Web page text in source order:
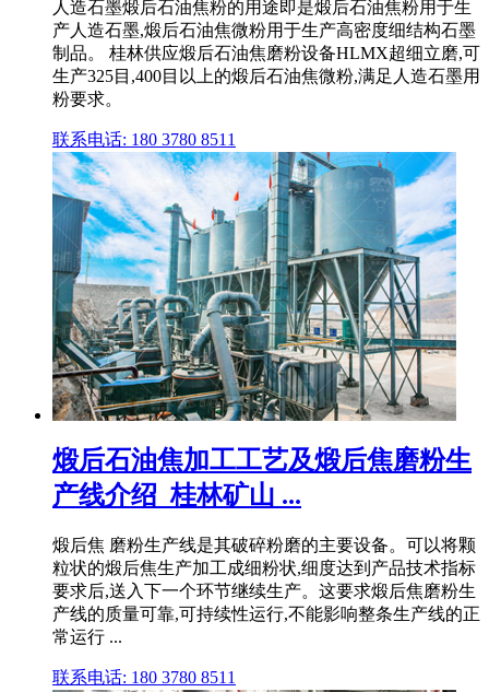
人造石墨煅后石油焦粉的用途即是煅后石油焦粉用于生
产人造石墨,煅后石油焦微粉用于生产高密度细结构石墨
制品。 桂林供应煅后石油焦磨粉设备HLMX超细立磨,可
生产325目,400目以上的煅后石油焦微粉,满足人造石墨用
粉要求。
联系电话: 180 3780 8511
煅后石油焦加工工艺及煅后焦磨粉生
产线介绍_桂林矿山 ...
煅后焦 磨粉生产线是其破碎粉磨的主要设备。可以将颗
粒状的煅后焦生产加工成细粉状,细度达到产品技术指标
要求后,送入下一个环节继续生产。这要求煅后焦磨粉生
产线的质量可靠,可持续性运行,不能影响整条生产线的正
常运行 ...
联系电话: 180 3780 8511